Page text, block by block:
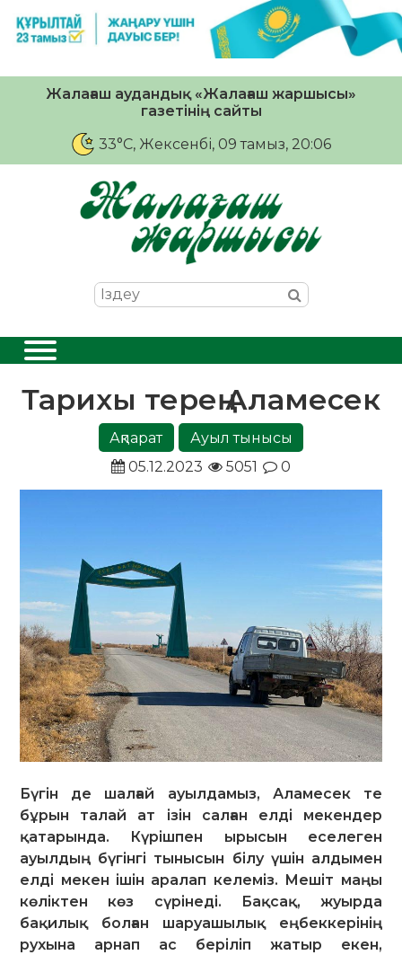
Жалағаш аудандық «Жалағаш жаршысы»
газетінің сайты
33°C, Жексенбі, 09 тамыз, 20:06
Тарихы терең Аламесек
Ақпарат
Ауыл тынысы
05.12.2023
5051 0
Бүгін де шалғай ауылдамыз, Аламесек те
бұрын талай ат ізін салған елді мекендер
қатарында. Күрішпен ырысын еселеген
ауылдың бүгінгі тынысын білу үшін алдымен
елді мекен ішін аралап келеміз. Мешіт маңы
көліктен көз сүрінеді. Бақсақ, жуырда
бақилық болған шаруашылық еңбеккерінің
рухына арнап ас беріліп жатыр екен,